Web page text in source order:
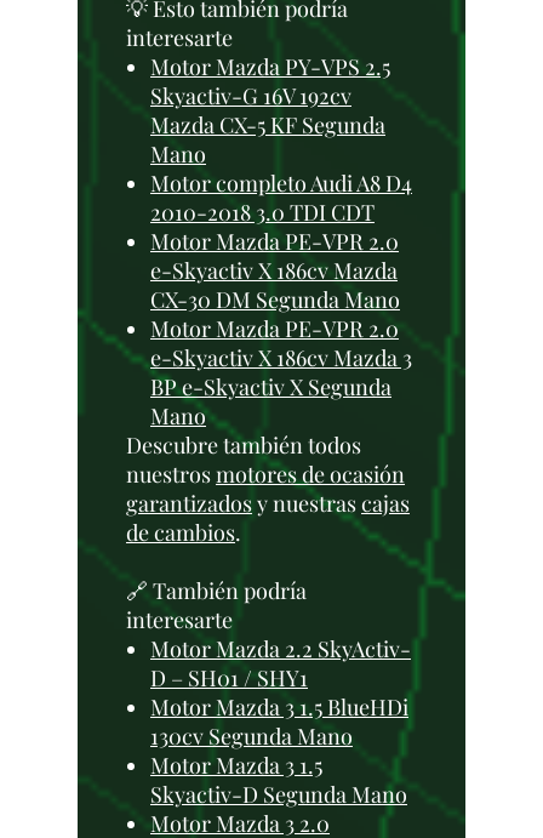
💡 Esto también podría
interesarte
Motor Mazda PY-VPS 2.5
Skyactiv-G 16V 192cv
Mazda CX-5 KF Segunda
Mano
Motor completo Audi A8 D4
2010-2018 3.0 TDI CDT
Motor Mazda PE-VPR 2.0
e-Skyactiv X 186cv Mazda
CX-30 DM Segunda Mano
Motor Mazda PE-VPR 2.0
e-Skyactiv X 186cv Mazda 3
BP e-Skyactiv X Segunda
Mano
Descubre también todos
nuestrosmotores de ocasión
garantizadosy nuestrascajas
de cambios.
🔗 También podría
interesarte
Motor Mazda 2.2 SkyActiv-
D – SH01 / SHY1
Motor Mazda 3 1.5 BlueHDi
130cv Segunda Mano
Motor Mazda 3 1.5
Skyactiv-D Segunda Mano
Motor Mazda 3 2.0